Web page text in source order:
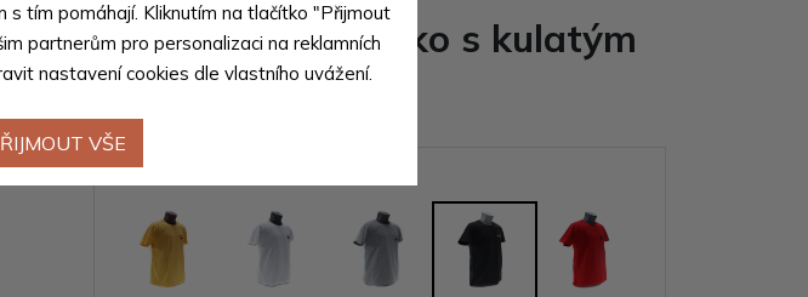
Černé pánské tričko s kulatým
výstřihem Ashton
Barevné varianty
tím pomáhají. Kliknutím na tlačítko "Přijmout
partnerům pro personalizaci na reklamních
nastavení cookies dle vlastního uvážení.
VŠE